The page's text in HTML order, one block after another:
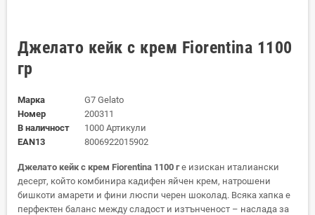
Джелато кейк с крем Fiorentina 1100
гр
Марка
G7 Gelato
Номер
200311
В наличност
1000 Артикули
EAN13
8006922015902
Джелато кейк с крем Fiorentina 1100 ге изискан италиански
десерт, който комбинира кадифен яйчен крем, натрошени
бишкоти амарети и фини люспи черен шоколад. Всяка хапка е
перфектен баланс между сладост и изтънченост – наслада за